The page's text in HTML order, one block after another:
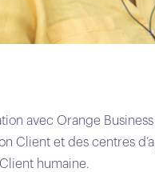
avec Orange
Client et des centres
humaine.